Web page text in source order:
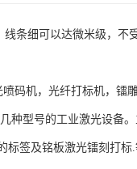
条细可以达微米级，不
码机，光纤打标机，镭
种型号的工业激光设备
标签及铭板激光镭刻打标